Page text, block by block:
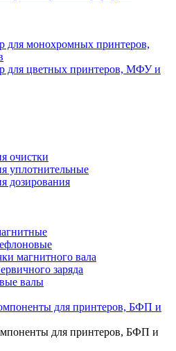
для монохромных принтеров,
для цветных принтеров, МФУ и
очистки
уплотнительные
дозирования
магнитного вала
заряда
валы
для принтеров, БФП и
для принтеров, БФП и